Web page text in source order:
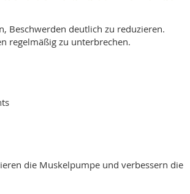
Beschwerden deutlich zu reduzieren.
regelmäßig zu unterbrechen.
die Muskelpumpe und verbessern die